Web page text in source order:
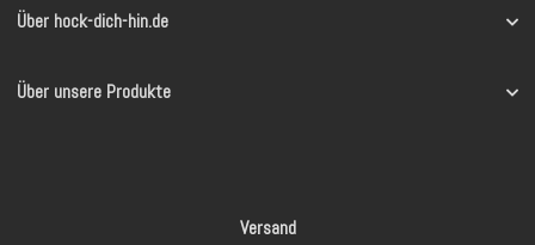
Über hock-dich-hin.de
Über unsere Produkte
Versand